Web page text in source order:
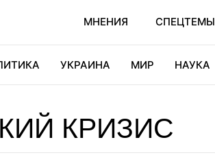
МНЕНИЯ СПЕЦТЕМЫ
УКРАИНА МИР НАУКА
КРИЗИС